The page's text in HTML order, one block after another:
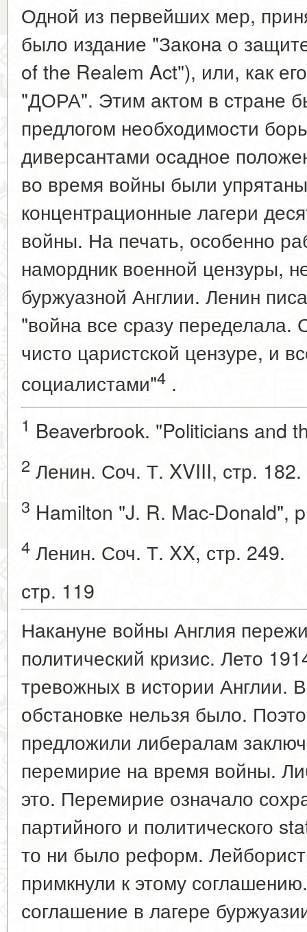
Одной из первейших мер,
было издание "Закона о
of the Realem Act"), или, как
"ДОРА". Этим актом в стране
предлогом необходимости
диверсантами осадное
во время войны были
концентрационные лагери
войны. На печать, особенно
намордник военной цензуры,
буржуазной Англии. Ленин
"война все сразу переделала.
чисто царистской цензуре, и
социалистами"4 .
1 Beaverbrook. "Politicians and
2 Ленин. Соч. Т. XVIII, стр. 182.
3 Hamilton "J. R. Mac-Donald",
4 Ленин. Соч. Т. XX, стр. 249.
стр. 119
Накануне войны Англия
политический кризис. Лето
тревожных в истории Англии.
обстановке нельзя было.
предложили либералам
перемирие на время войны.
это. Перемирие означало
партийного и политического
то ни было реформ.
примкнули к этому
соглашение в лагере